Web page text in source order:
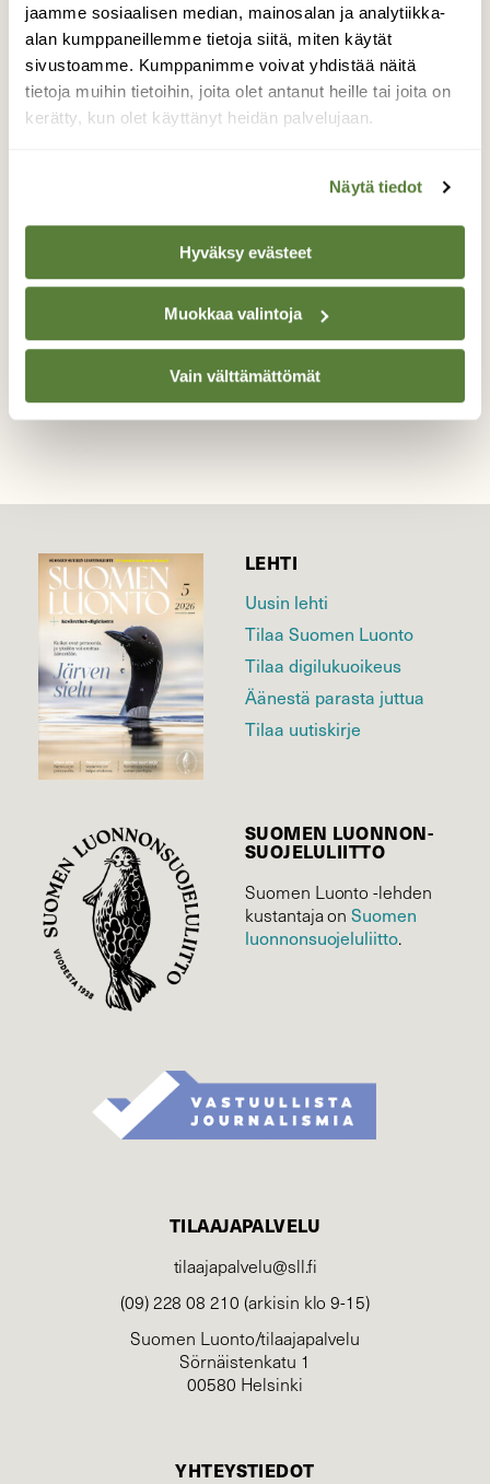
jaamme sosiaalisen median, mainosalan ja analytiikka-
alan kumppaneillemme tietoja siitä, miten käytät
sivustoamme. Kumppanimme voivat yhdistää näitä
tietoja muihin tietoihin, joita olet antanut heille tai joita on
kerätty, kun olet käyttänyt heidän palvelujaan.
Näytä tiedot
Hyväksy evästeet
Muokkaa valintoja
Vain välttämättömät
että paikalla parveili runsaslukuinen joukko
erilaisia täpläperhosia. Yöpuuta metsän
rajasta etsi arviolta kolmisenkymmentä
ratamoverkkoperhosta, orvokki- ja
niittyhopeatäplää sekä muutamia
kangasajuruohot? Kyllä. Kukkivat, mutta
Valokuvaaja: Tuulikki Piikkilä, Hattula 19.6.2016
LEHTI
Uusin lehti
Tilaa Suomen Luonto
Tilaa digilukuoikeus
Äänestä parasta juttua
Tilaa uutiskirje
SUOMEN LUONNON­
SUOJELU­LIITTO
Suomen Luonto -lehden
kustantaja onSuomen
luonnonsuojelu­liitto.
TILAAJAPALVELU
tilaajapalvelu@sll.fi
(09) 228 08 210 (arkisin klo 9-15)
Suomen Luonto/tilaajapalvelu
Sörnäistenkatu 1
00580 Helsinki
YHTEYSTIEDOT